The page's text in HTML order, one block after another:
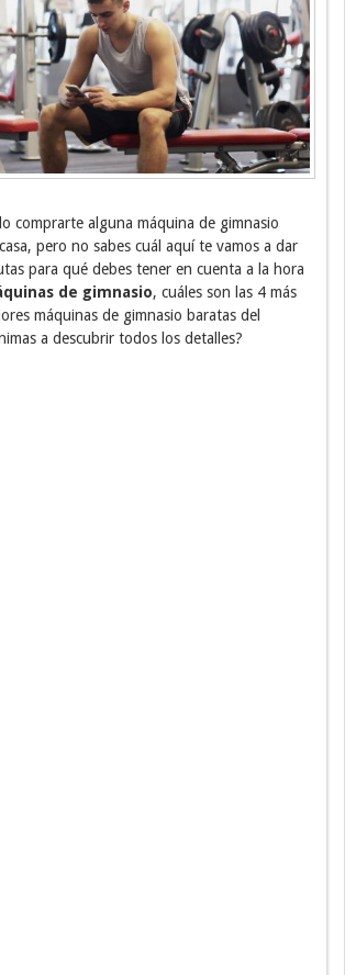
comprarte alguna máquina de gimnasio
pero no sabes cuál aquí te vamos a dar
para qué debes tener en cuenta a la hora
de gimnasio, cuáles son las 4 más
máquinas de gimnasio baratas del
a descubrir todos los detalles?